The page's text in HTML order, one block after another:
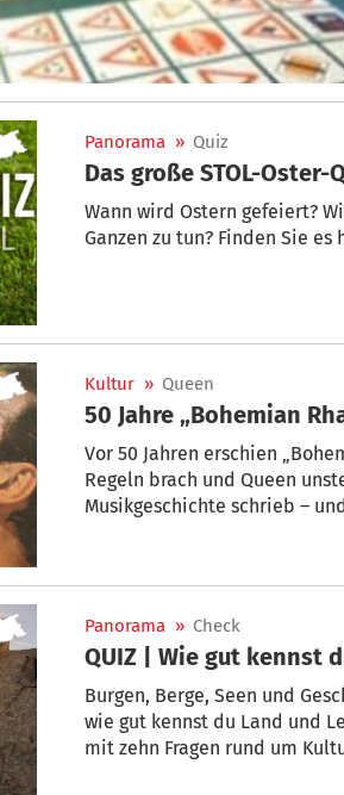
Panorama » Quiz
Das große STOL-
Wann wird Ostern gefeiert?
Ganzen zu tun? Finden Sie es
Kultur » Queen
50 Jahre „Bohemian
Vor 50 Jahren erschien „Bohemian Rhapsody“ – ein
Regeln brach und Queen
Musikgeschichte schrieb –
Panorama » Check
QUIZ | Wie gut kennst
Burgen, Berge, Seen und
wie gut kennst du Land und
mit zehn Fragen rund um